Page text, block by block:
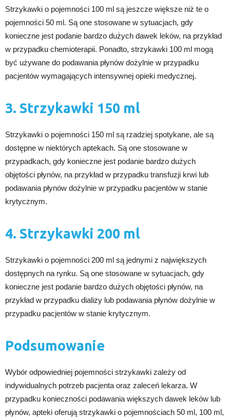
Strzykawki o pojemności 100 ml są jeszcze większe niż te o
pojemności 50 ml. Są one stosowane w sytuacjach, gdy
konieczne jest podanie bardzo dużych dawek leków, na przykład
w przypadku chemioterapii. Ponadto, strzykawki 100 ml mogą
być używane do podawania płynów dożylnie w przypadku
pacjentów wymagających intensywnej opieki medycznej.
3. Strzykawki 150 ml
Strzykawki o pojemności 150 ml są rzadziej spotykane, ale są
dostępne w niektórych aptekach. Są one stosowane w
przypadkach, gdy konieczne jest podanie bardzo dużych
objętości płynów, na przykład w przypadku transfuzji krwi lub
podawania płynów dożylnie w przypadku pacjentów w stanie
krytycznym.
4. Strzykawki 200 ml
Strzykawki o pojemności 200 ml są jednymi z największych
dostępnych na rynku. Są one stosowane w sytuacjach, gdy
konieczne jest podanie bardzo dużych objętości płynów, na
przykład w przypadku dializy lub podawania płynów dożylnie w
przypadku pacjentów w stanie krytycznym.
Podsumowanie
Wybór odpowiedniej pojemności strzykawki zależy od
indywidualnych potrzeb pacjenta oraz zaleceń lekarza. W
przypadku konieczności podawania większych dawek leków lub
płynów, apteki oferują strzykawki o pojemnościach 50 ml, 100 ml,